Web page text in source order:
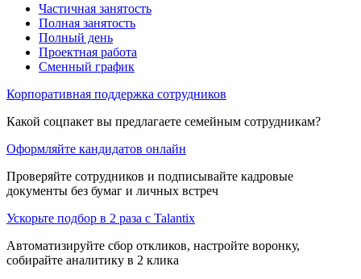
Частичная занятость
Полная занятость
Полный день
Проектная работа
Сменный график
Корпоративная поддержка сотрудников
Какой соцпакет вы предлагаете семейным сотрудникам?
Оформляйте кандидатов онлайн
Проверяйте сотрудников и подписывайте кадровые
документы без бумаг и личных встреч
Ускорьте подбор в 2 раза с Talantix
Автоматизируйте сбор откликов, настройте воронку,
собирайте аналитику в 2 клика